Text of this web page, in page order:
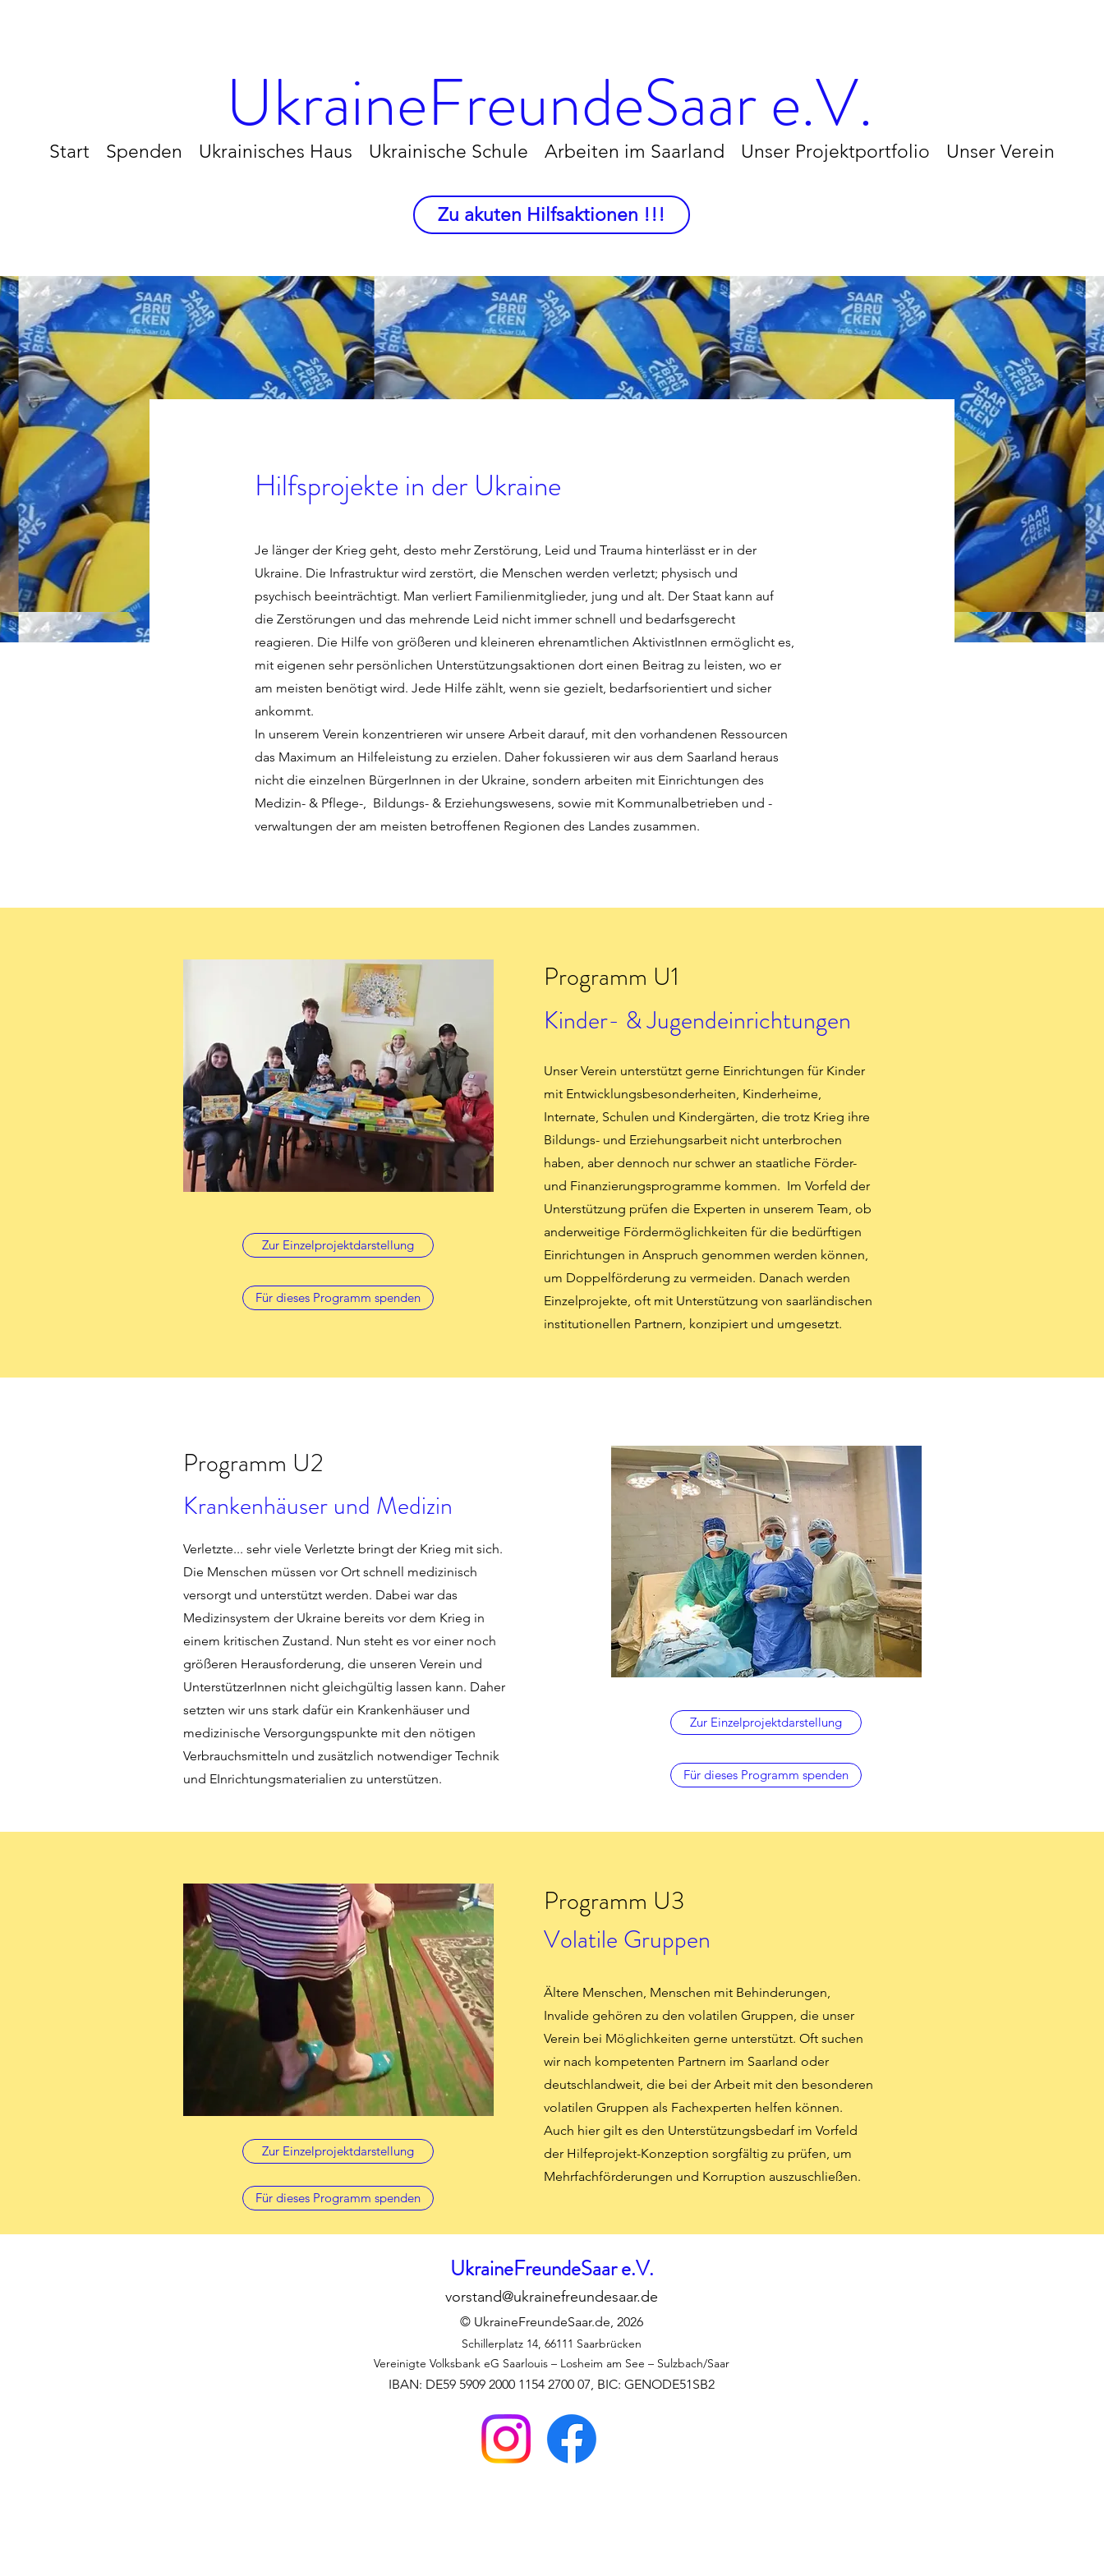
UkraineFreundeSaar e.V.
Start Spenden Ukrainisches Haus Ukrainische Schule Arbeiten im Saarland Unser Projektportfolio Unser Verein
Zu akuten Hilfsaktionen !!!
Hilfsprojekte in der Ukraine
Je länger der Krieg geht, desto mehr Zerstörung, Leid und Trauma hinterlässt er in der
Ukraine. Die Infrastruktur wird zerstört, die Menschen werden verletzt; physisch und
psychisch beeinträchtigt. Man verliert Familienmitglieder, jung und alt. Der Staat kann auf
die Zerstörungen und das mehrende Leid nicht immer schnell und bedarfsgerecht
reagieren. Die Hilfe von größeren und kleineren ehrenamtlichen AktivistInnen ermöglicht es,
mit eigenen sehr persönlichen Unterstützungsaktionen dort einen Beitrag zu leisten, wo er
am meisten benötigt wird. Jede Hilfe zählt, wenn sie gezielt, bedarfsorientiert und sicher
ankommt.
In unserem Verein konzentrieren wir unsere Arbeit darauf, mit den vorhandenen Ressourcen
das Maximum an Hilfeleistung zu erzielen. Daher fokussieren wir aus dem Saarland heraus
nicht die einzelnen BürgerInnen in der Ukraine, sondern arbeiten mit Einrichtungen des
Medizin- & Pflege-, Bildungs- & Erziehungswesens, sowie mit Kommunalbetrieben und -
verwaltungen der am meisten betroffenen Regionen des Landes zusammen.
Zur Einzelprojektdarstellung
Für dieses Programm spenden
Programm U1
Kinder- & Jugendeinrichtungen
Unser Verein unterstützt gerne Einrichtungen für Kinder
mit Entwicklungsbesonderheiten, Kinderheime,
Internate, Schulen und Kindergärten, die trotz Krieg ihre
Bildungs- und Erziehungsarbeit nicht unterbrochen
haben, aber dennoch nur schwer an staatliche Förder-
und Finanzierungsprogramme kommen. Im Vorfeld der
Unterstützung prüfen die Experten in unserem Team, ob
anderweitige Fördermöglichkeiten für die bedürftigen
Einrichtungen in Anspruch genommen werden können,
um Doppelförderung zu vermeiden. Danach werden
Einzelprojekte, oft mit Unterstützung von saarländischen
institutionellen Partnern, konzipiert und umgesetzt.
Programm U2
Krankenhäuser und Medizin
Verletzte... sehr viele Verletzte bringt der Krieg mit sich.
Die Menschen müssen vor Ort schnell medizinisch
versorgt und unterstützt werden. Dabei war das
Medizinsystem der Ukraine bereits vor dem Krieg in
einem kritischen Zustand. Nun steht es vor einer noch
größeren Herausforderung, die unseren Verein und
UnterstützerInnen nicht gleichgültig lassen kann. Daher
setzten wir uns stark dafür ein Krankenhäuser und
medizinische Versorgungspunkte mit den nötigen
Verbrauchsmitteln und zusätzlich notwendiger Technik
und EInrichtungsmaterialien zu unterstützen.
Zur Einzelprojektdarstellung
Für dieses Programm spenden
Zur Einzelprojektdarstellung
Für dieses Programm spenden
Programm U3
Volatile Gruppen
Ältere Menschen, Menschen mit Behinderungen,
Invalide gehören zu den volatilen Gruppen, die unser
Verein bei Möglichkeiten gerne unterstützt. Oft suchen
wir nach kompetenten Partnern im Saarland oder
deutschlandweit, die bei der Arbeit mit den besonderen
volatilen Gruppen als Fachexperten helfen können.
Auch hier gilt es den Unterstützungsbedarf im Vorfeld
der Hilfeprojekt-Konzeption sorgfältig zu prüfen, um
Mehrfachförderungen und Korruption auszuschließen.
UkraineFreundeSaar e.V.
vorstand@ukrainefreundesaar.de
© UkraineFreundeSaar.de, 2026
Schillerplatz 14, 66111 Saarbrücken
Vereinigte Volksbank eG Saarlouis – Losheim am See – Sulzbach/Saar
IBAN: DE59 5909 2000 1154 2700 07, BIC: GENODE51SB2